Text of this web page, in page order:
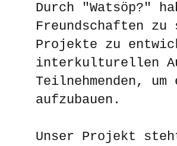
Durch "Watsöp?"
Freundschaften
Projekte zu
interkulturellen
Teilnehmenden,
aufzubauen.
Unser Projekt